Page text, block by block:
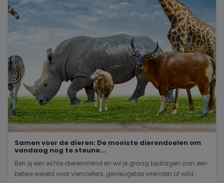
Samen voor de dieren: De mooiste dierendoelen om
vandaag nog te steune...
Ben jij een echte dierenvriend en wil je graag bijdragen aan een
betere wereld voor viervoeters, gevleugelde vrienden of wild...